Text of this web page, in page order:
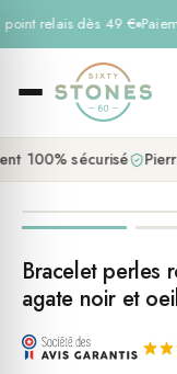
relais dès 49 €
100% sécurisé
Bracelet perles
agate noir et